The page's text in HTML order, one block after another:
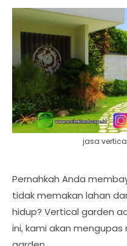
jasa
Pernahkah Anda
tidak memakan lahan
hidup? Vertical garden
ini, kami akan